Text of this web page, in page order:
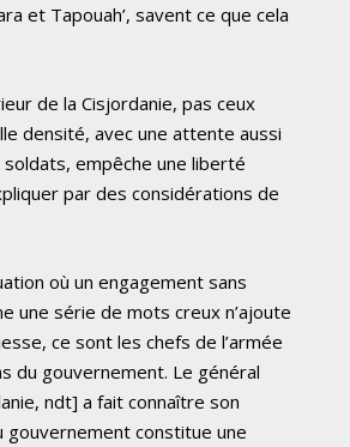
et Tapouah’, savent ce que cela
de la Cisjordanie, pas ceux
densité, avec une attente aussi
empêche une liberté
par des considérations de
où un engagement sans
une série de mots creux n’ajoute
ce sont les chefs de l’armée
du gouvernement. Le général
ndt] a fait connaître son
gouvernement constitue une